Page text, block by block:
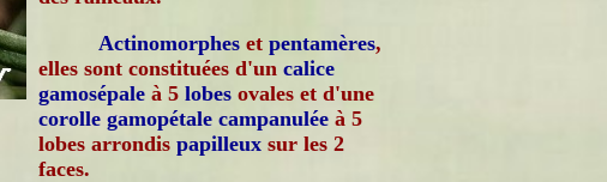
Actinomorphes et pentamères,
elles sont constituées d'un calice
gamosépale à 5 lobes ovales et d'une
corolle gamopétale campanulée à 5
lobes arrondis papilleux sur les 2
faces.